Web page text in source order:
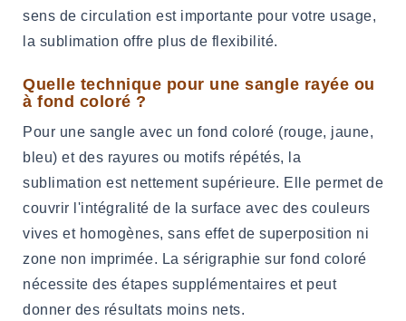
sens de circulation est importante pour votre usage,
la sublimation offre plus de flexibilité.
Quelle technique pour une sangle rayée ou
à fond coloré ?
Pour une sangle avec un fond coloré (rouge, jaune,
bleu) et des rayures ou motifs répétés, la
sublimation est nettement supérieure. Elle permet de
couvrir l'intégralité de la surface avec des couleurs
vives et homogènes, sans effet de superposition ni
zone non imprimée. La sérigraphie sur fond coloré
nécessite des étapes supplémentaires et peut
donner des résultats moins nets.